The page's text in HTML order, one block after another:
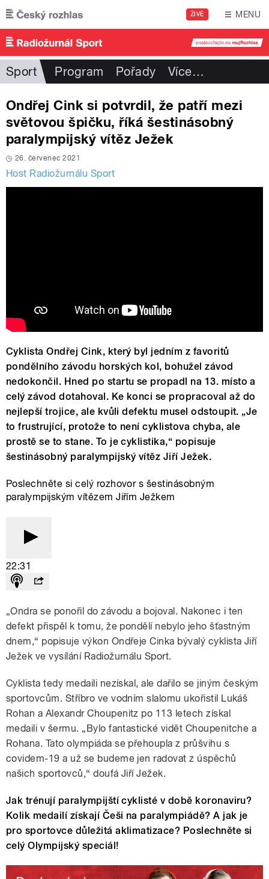
Přejít k hlavnímu obsahu
ŽIVĚ MENU
Sport Program Pořady Více…
Ondřej Cink si potvrdil, že patří mezi
světovou špičku, říká šestinásobný
paralympijský vítěz Ježek
26. červenec 2021
Host Radiožurnálu Sport
Cyklista Ondřej Cink, který byl jedním z favoritů
pondělního závodu horských kol, bohužel závod
nedokončil. Hned po startu se propadl na 13. místo a
celý závod dotahoval. Ke konci se propracoval až do
nejlepší trojice, ale kvůli defektu musel odstoupit. „Je
to frustrující, protože to není cyklistova chyba, ale
prostě se to stane. To je cyklistika,“ popisuje
šestinásobný paralympijský vítěz Jiří Ježek.
Poslechněte si celý rozhovor s šestinásobným
paralympijským vítězem Jiřím Ježkem
22:31
„Ondra se ponořil do závodu a bojoval. Nakonec i ten
defekt přispěl k tomu, že pondělí nebylo jeho šťastným
dnem,“ popisuje výkon Ondřeje Cinka bývalý cyklista Jiří
Ježek ve vysílání Radiožurnálu Sport.
Cyklista tedy medaili nezískal, ale dařilo se jiným českým
sportovcům. Stříbro ve vodním slalomu ukořistil Lukáš
Rohan a Alexandr Choupenitz po 113 letech získal
medaili v šermu. „Bylo fantastické vidět Choupenitche a
Rohana. Tato olympiáda se přehoupla z průšvihu s
covidem-19 a už se budeme jen radovat z úspěchů
našich sportovců,“ doufá Jiří Ježek.
Jak trénují paralympijští cyklisté v době koronaviru?
Kolik medailí získají Češi na paralympiádě? A jak je
pro sportovce důležitá aklimatizace? Poslechněte si
celý Olympijský speciál!